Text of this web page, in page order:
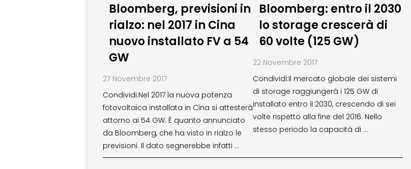
Bloomberg, previsioni in
rialzo: nel 2017 in Cina
nuovo installato FV a 54
GW
27 Novembre 2017
Condividi:Nel 2017 la nuova potenza
fotovoltaica installata in Cina si attesterà
attorno ai 54 GW. È quanto annunciato
da Bloomberg, che ha visto in rialzo le
previsioni. Il dato segnerebbe infatti …
Bloomberg: entro il 2030
lo storage crescerà di
60 volte (125 GW)
22 Novembre 2017
Condividi:Il mercato globale dei sistemi
di storage raggiungerà i 125 GW di
installato entro il 2030, crescendo di sei
volte rispetto alla fine del 2016. Nello
stesso periodo la capacità di …